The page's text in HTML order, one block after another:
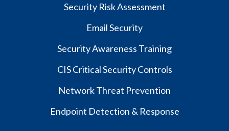
Security Risk Assessment
Email Security
Security Awareness Training
CIS Critical Security Controls
Network Threat Prevention
Endpoint Detection & Response